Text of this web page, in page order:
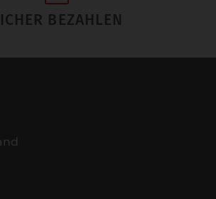
BEZAHLEN